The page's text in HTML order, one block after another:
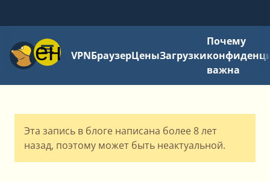
МенюVPNБраузерЦеныЗагрузки
Почему
важна
Эта запись в блоге написана более 8 лет
назад, поэтому может быть неактуальной.